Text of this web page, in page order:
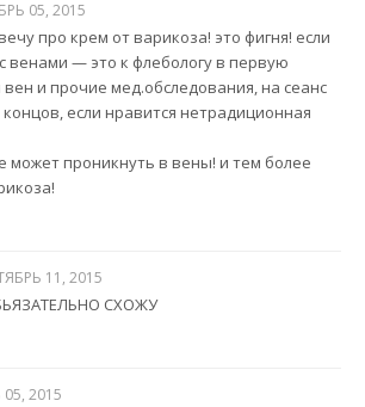
05, 2015
про крем от варикоза! это фигня! если
венами — это к флебологу в первую
и прочие мед.обследования, на сеанс
если нравится нетрадиционная
может проникнуть в вены! и тем более
11, 2015
СХОЖУ
2015